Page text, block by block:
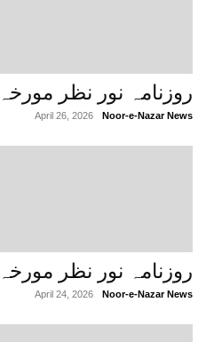
روزنامہ نور نظر مورخہ 27 اپریل 2026
Noor-e-Nazar News
April 26, 2026
روزنامہ نور نظر مورخہ 25 اپریل 2026
Noor-e-Nazar News
April 24, 2026